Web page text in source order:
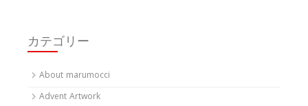
カテゴリー
About marumocci
Advent Artwork